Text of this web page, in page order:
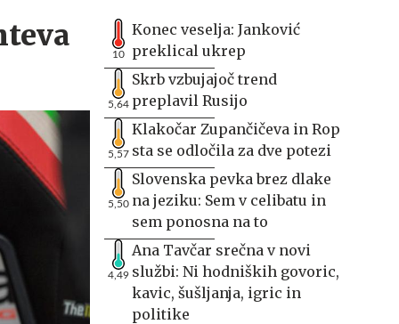
10
Konec veselja: Janković
preklical ukrep
5,64
Skrb vzbujajoč trend
preplavil Rusijo
5,57
Klakočar Zupančičeva in Rop
sta se odločila za dve potezi
5,50
Slovenska pevka brez dlake
na jeziku: Sem v celibatu in
sem ponosna na to
4,49
Ana Tavčar srečna v novi
službi: Ni hodniških govoric,
kavic, šušljanja, igric in
politike